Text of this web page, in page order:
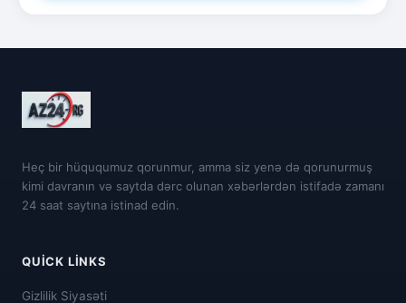
Heç bir hüququmuz qorunmur, amma siz yenə də qorunurmuş
kimi davranın və saytda dərc olunan xəbərlərdən istifadə zamanı
24 saat saytına istinad edin.
QUICK LINKS
Gizlilik Siyasəti